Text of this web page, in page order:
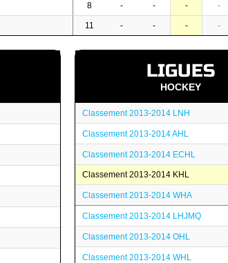
8 - - - -
11 - - - -
LIGUES
HOCKEY
Classement 2013-2014 LNH
Classement 2013-2014 AHL
Classement 2013-2014 ECHL
Classement 2013-2014 KHL
Classement 2013-2014 WHA
Classement 2013-2014 LHJMQ
Classement 2013-2014 OHL
Classement 2013-2014 WHL